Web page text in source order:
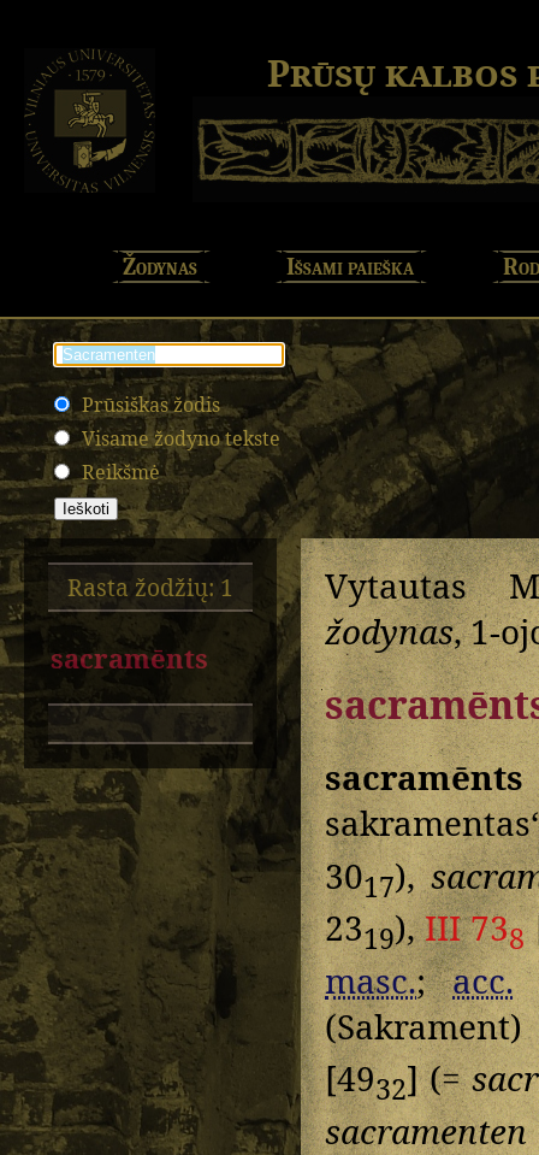
Prūsų kalbos
Žodynas Išsami paieška
Prūsiškas žodis
Visame žodyno tekste
Reikšmė
Rasta žodžių: 1
sacramēnts
Vytautas
žodynas, 1-
sacramēnts
3017),
2319),III 738
masc.;acc.
[4932] (=
sacramenten